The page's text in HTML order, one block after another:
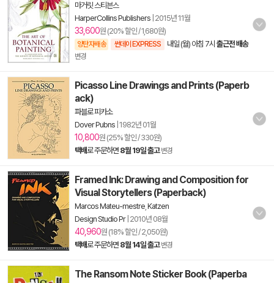
마거릿 스티븐스
HarperCollins Publishers 2015년 11월
33,600원 (20% 할인 / 1,680원)
양탄자배송 썬데이 EXPRESS 내일 (월) 아침 7시 출근전 배송
변경
Picasso Line Drawings and Prints (Paperb
ack)
파블로 피카소
Dover Pubns 1982년 01월
10,800원 (25% 할인 / 330원)
택배로 주문하면 8월 19일 출고 변경
Framed Ink: Drawing and Composition for
Visual Storytellers (Paperback)
Marcos Mateu-mestre Katzen
Design Studio Pr 2010년 08월
40,960원 (18% 할인 / 2,050원)
택배로 주문하면 8월 14일 출고 변경
The Ransom Note Sticker Book (Paperba